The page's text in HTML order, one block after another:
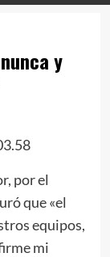
y
por el
que «el
equipos,
mi